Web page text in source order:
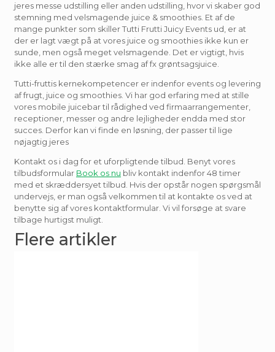
jeres messe udstilling eller anden udstilling, hvor vi skaber god
stemning med velsmagende juice & smoothies. Et af de
mange punkter som skiller Tutti Frutti Juicy Events ud, er at
der er lagt vægt på at vores juice og smoothies ikke kun er
sunde, men også meget velsmagende. Det er vigtigt, hvis
ikke alle er til den stærke smag af fx grøntsagsjuice.
Tutti-fruttis kernekompetencer er indenfor events og levering
af frugt, juice og smoothies. Vi har god erfaring med at stille
vores mobile juicebar til rådighed ved firmaarrangementer,
receptioner, messer og andre lejligheder endda med stor
succes. Derfor kan vi finde en løsning, der passer til lige
nøjagtig jeres
Kontakt os i dag for et uforpligtende tilbud. Benyt vores
tilbudsformular Book os nu bliv kontakt indenfor 48 timer
med et skræddersyet tilbud. Hvis der opstår nogen spørgsmål
undervejs, er man også velkommen til at kontakte os ved at
benytte sig af vores kontaktformular. Vi vil forsøge at svare
tilbage hurtigst muligt.